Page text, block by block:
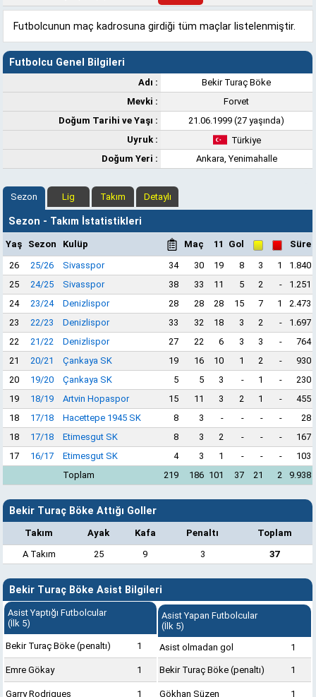
Futbolcunun maç kadrosuna girdiği tüm maçlar listelenmiştir.
Futbolcu Genel Bilgileri
Adı :
Bekir Turaç Böke
Mevki :
Forvet
Doğum Tarihi ve Yaşı :
21.06.1999 (27 yaşında)
Uyruk :
Türkiye
Doğum Yeri :
Ankara, Yenimahalle
Sezon Lig Takım Detaylı
Sezon - Takım İstatistikleri
Yaş Sezon Kulüp Maç 11 Gol
Süre
26
25/26 Sivasspor 34 30 19 8 3 1
1.840
25
24/25 Sivasspor 38 33 11 5 2 -
1.251
24
23/24 Denizlispor 28 28 28 15 7 1
2.473
23
22/23 Denizlispor 33 32 18 3 2 -
1.697
22
21/22 Denizlispor 27 22 6 3 3 -
764
21
20/21 Çankaya SK 19 16 10 1 2 -
930
20
19/20 Çankaya SK 5 5 3 - 1 -
230
19
18/19 Artvin Hopaspor 15 11 3 2 1 -
455
18
17/18 Hacettepe 1945 SK 8 3 - - - -
28
18
17/18 Etimesgut SK 8 3 2 - - -
167
17
16/17 Etimesgut SK 4 3 1 - - -
103
Toplam
219 186 101 37 21 2 9.938
Bekir Turaç Böke Attığı Goller
Takım Ayak Kafa Penaltı
Toplam
A Takım
25 9 3 37
Bekir Turaç Böke Asist Bilgileri
Asist Yaptığı Futbolcular
(İlk 5)
Bekir Turaç Böke (penaltı) 1
Emre Gökay 1
Garry Rodrigues 1
Asist Yapan Futbolcular
(İlk 5)
Asist olmadan gol
1
Bekir Turaç Böke (penaltı) 1
Gökhan Süzen 1